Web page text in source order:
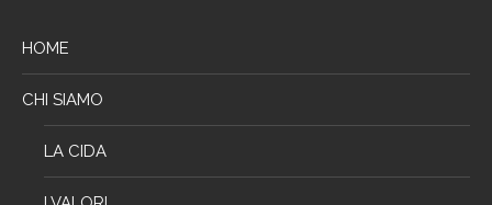
HOME
CHI SIAMO
LA CIDA